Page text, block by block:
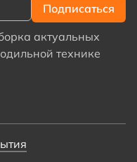
актуальных
технике